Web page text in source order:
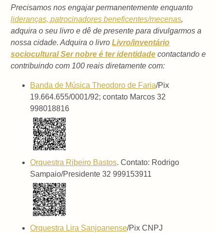
Precisamos nos engajar permanentemente enquanto
lideranças, patrocinadores beneficentes/mecenas,
adquira o seu livro e dê de presente para divulgarmos a
nossa cidade. Adquira o livroLivro/inventário
sociocultural Ser nobre é ter identidade contactando e
contribuindo com 100 reais diretamente com:
Banda de Música Theodoro de Faria/Pix
19.664.655/0001/92; contato Marcos 32
998018816
Orquestra Ribeiro Bastos. Contato: Rodrigo
Sampaio/Presidente 32 999153911
Orquestra Lira Sanjoanense/Pix CNPJ